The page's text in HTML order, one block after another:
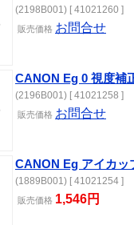
(2198B001) [ 41021260 ]
販売価格 お問合せ
CANON Eg 0 視度補
(2196B001) [ 41021258 ]
販売価格 お問合せ
CANON Eg アイカッ
(1889B001) [ 41021254 ]
販売価格 1,546円